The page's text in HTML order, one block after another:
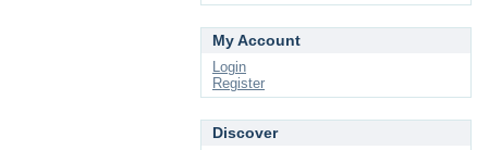
My Account
Login
Register
Discover